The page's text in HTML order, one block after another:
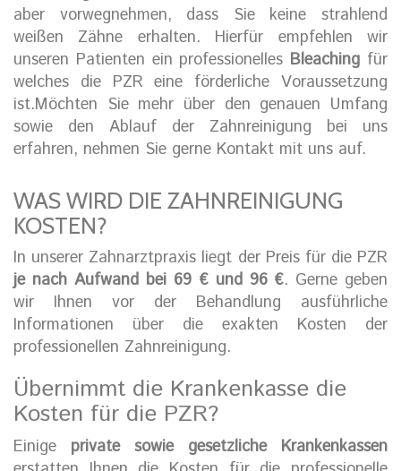
aber vorwegnehmen, dass Sie keine strahlend
weißen Zähne erhalten. Hierfür empfehlen wir
unseren Patienten ein professionelles Bleaching für
welches die PZR eine förderliche Voraussetzung
ist.Möchten Sie mehr über den genauen Umfang
sowie den Ablauf der Zahnreinigung bei uns
erfahren, nehmen Sie gerne Kontakt mit uns auf.
WAS WIRD DIE ZAHNREINIGUNG
KOSTEN?
In unserer Zahnarztpraxis liegt der Preis für die PZR
je nach Aufwand bei 69 € und 96 €. Gerne geben
wir Ihnen vor der Behandlung ausführliche
Informationen über die exakten Kosten der
professionellen Zahnreinigung.
Übernimmt die Krankenkasse die
Kosten für die PZR?
Einige private sowie gesetzliche Krankenkassen